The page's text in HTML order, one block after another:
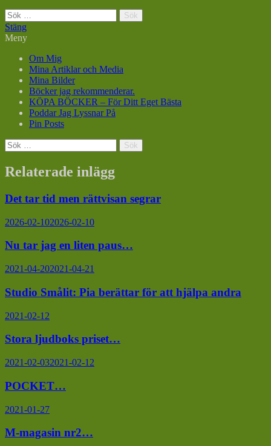
Sök
efter:
Stäng
Meny
Om Mig
Mina Artiklar och Media
Mina Bilder
Böcker jag rekommenderar.
KÖPA BÖCKER – För Ditt Eget Bästa
Poddar Jag Lyssnar På
Pin Posts
Sök
efter:
Relaterade inlägg
Det tar tid men rättvisan segrar
2026-02-102026-02-10
Nu tar jag en liten paus…
2021-04-202021-04-21
Studio Smålit: Pia berättar för att hjälpa andra
2021-02-12
Stora ljudboks priset…
2021-02-032021-02-12
POCKET…
2021-01-27
M-magasin nr2…